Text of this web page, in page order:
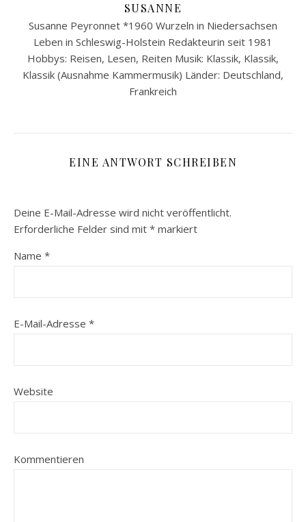
SUSANNE
Susanne Peyronnet *1960 Wurzeln in Niedersachsen
Leben in Schleswig-Holstein Redakteurin seit 1981
Hobbys: Reisen, Lesen, Reiten Musik: Klassik, Klassik,
Klassik (Ausnahme Kammermusik) Länder: Deutschland,
Frankreich
EINE ANTWORT SCHREIBEN
Deine E-Mail-Adresse wird nicht veröffentlicht.
Erforderliche Felder sind mit * markiert
Name *
E-Mail-Adresse *
Website
Kommentieren